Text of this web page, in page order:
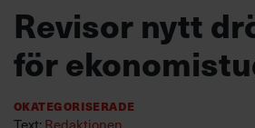
Utbildning för
Chefakademin+
Revisor nytt
för
Okategoriserade